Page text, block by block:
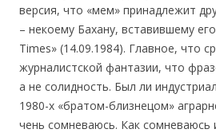
версия, что «мем» принадлежит
– некоему Бахану, вставившему
Times» (14.09.1984). Главное, что
журналистской фантазии, что
а не солидность. Был ли
1980-х «братом-близнецом»
чень сомневаюсь. Как сомневаюсь